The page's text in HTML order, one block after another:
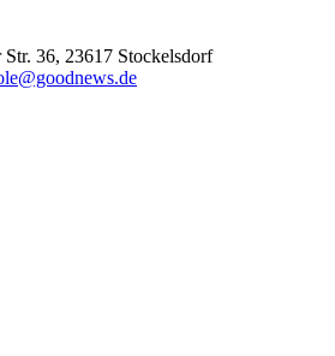
36, 23617 Stockelsdorf